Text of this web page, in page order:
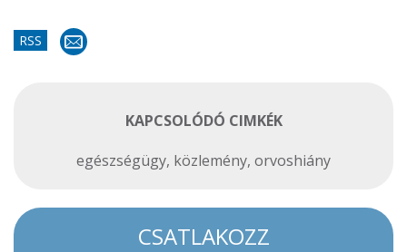
RSS
KAPCSOLÓDÓ CIMKÉK
egészségügy, közlemény, orvoshiány
CSATLAKOZZ